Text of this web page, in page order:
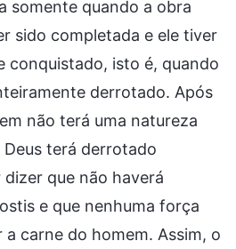
somente quando a obra
sido completada e ele tiver
conquistado, isto é, quando
derrotado. Após
não terá uma natureza
terá derrotado
que não haverá
e que nenhuma força
carne do homem. Assim, o